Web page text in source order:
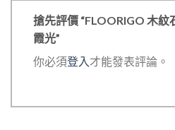
搶先評價 “FLOORIGO 木紋
霞光”
你必須登入才能發表評論。